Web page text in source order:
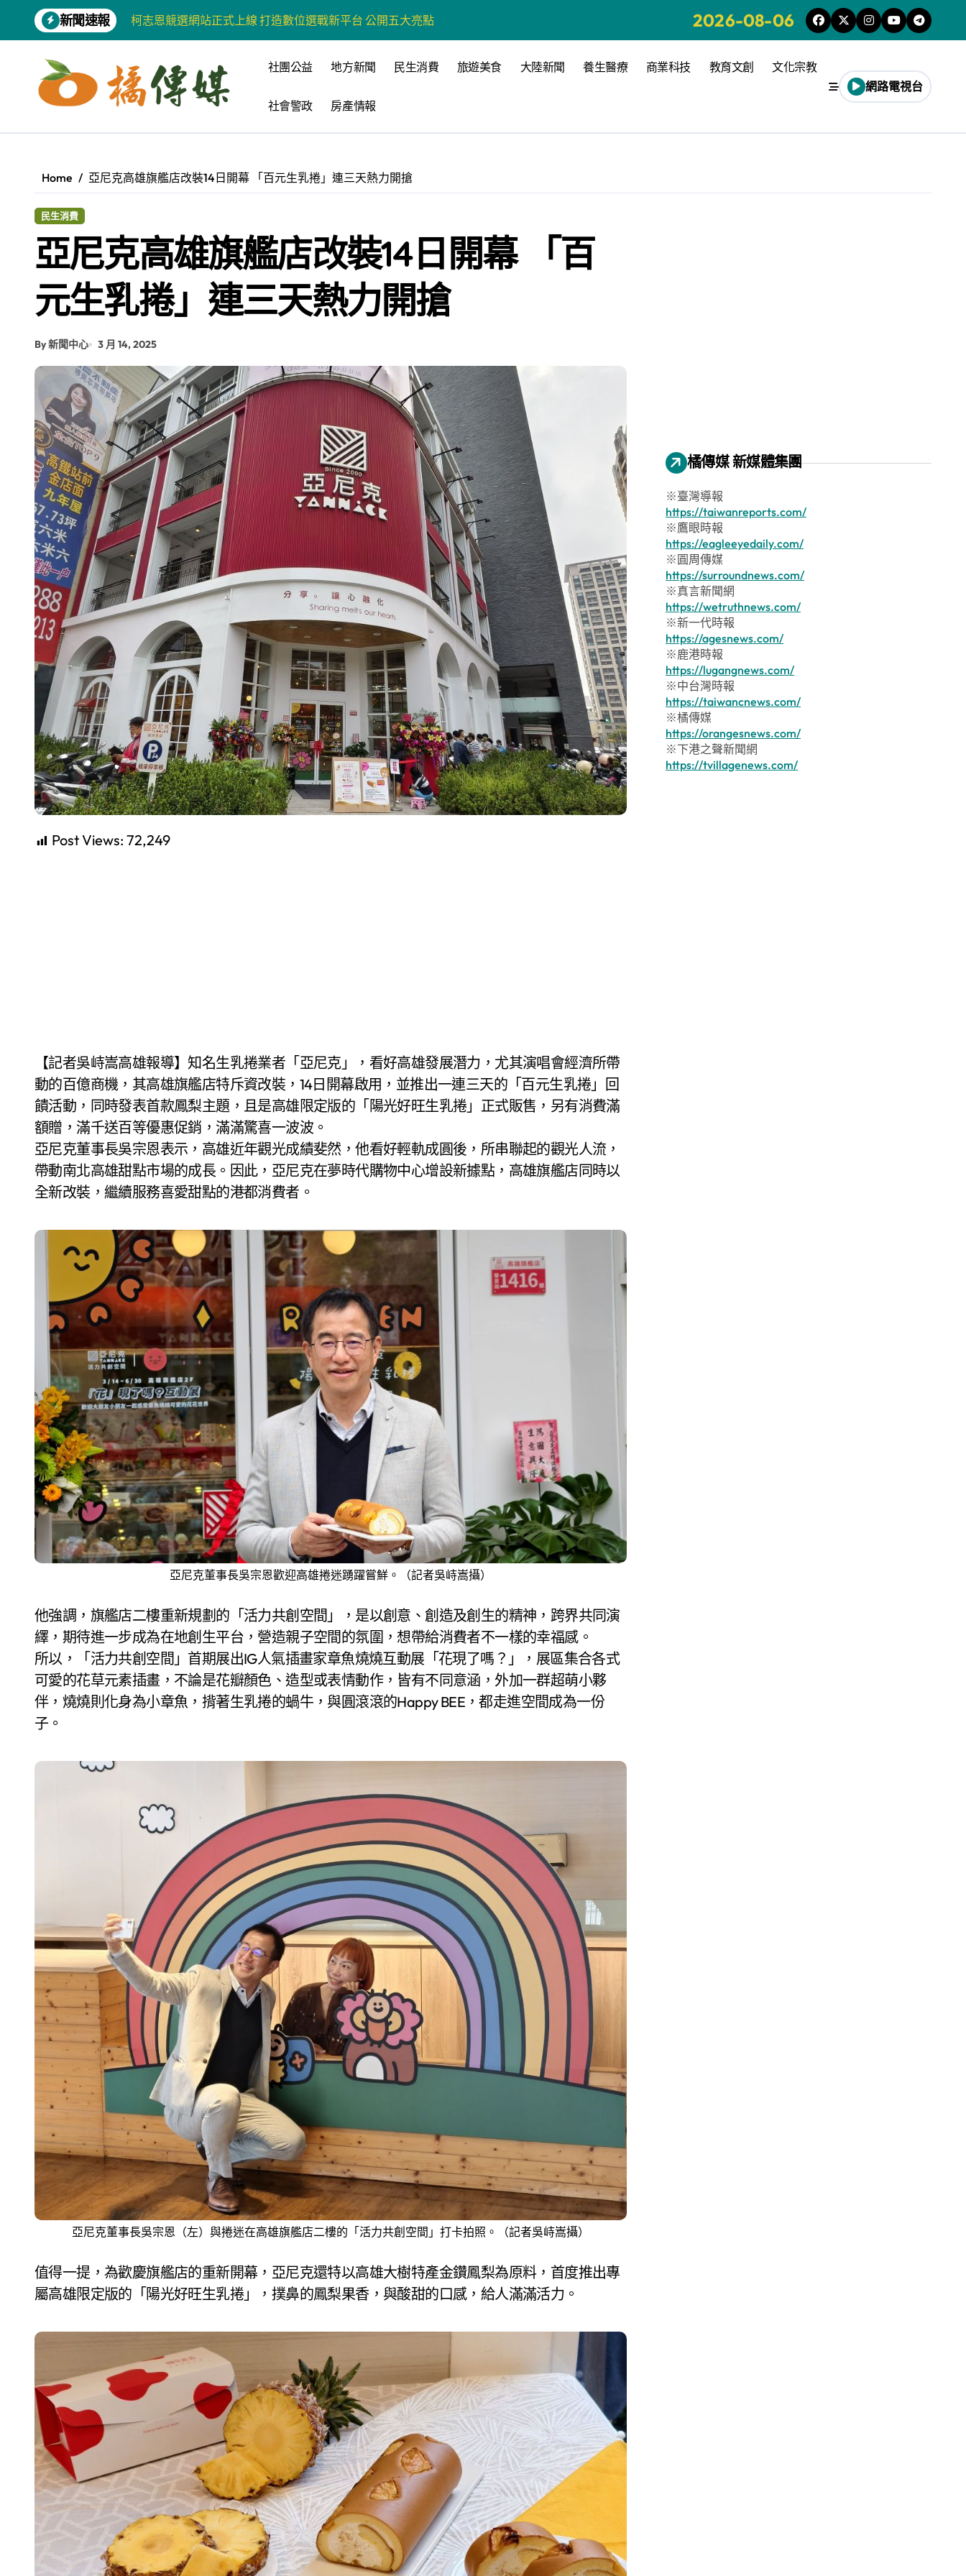
content
新聞速報
柯志恩競選網站正式上線 打造數位選戰新平台 公開五大亮點
藍綠市長參選人對無人載具條例互批 柯志恩：國民黨版才是「國防+產業」務實版
爭取原住民選票 柯志恩提原民5大政策 打造城鄉共好高雄
雅安 天府之肺裡的安逸密碼 一座被時光偏愛的巴適小城
高科大機電系與日本愛媛大學跨校合作 並感謝世豐螺絲捐助獎學金
四川雅安 千年古剎雲峰寺
河堤國小打造幸福綠校園 蟬聯高市空品淨化區小型基地組第一名
2026-08-06
社團公益 地方新聞 民生消費 旅遊美食 大陸新聞 養生醫療 商業科技 教育文創 文化宗教
社會警政 房產情報
網路電視台
Home 亞尼克高雄旗艦店改裝14日開幕 「百元生乳捲」連三天熱力開搶
民生消費
亞尼克高雄旗艦店改裝14日開幕 「百
元生乳捲」連三天熱力開搶
By 新聞中心 3 月 14, 2025
Post Views: 72,249
【記者吳峙嵩高雄報導】知名生乳捲業者「亞尼克」，看好高雄發展潛力，尤其演唱會經濟所帶
動的百億商機，其高雄旗艦店特斥資改裝，14日開幕啟用，並推出一連三天的「百元生乳捲」回
饋活動，同時發表首款鳳梨主題，且是高雄限定版的「陽光好旺生乳捲」正式販售，另有消費滿
額贈，滿千送百等優惠促銷，滿滿驚喜一波波。
亞尼克董事長吳宗恩表示，高雄近年觀光成績斐然，他看好輕軌成圓後，所串聯起的觀光人流，
帶動南北高雄甜點市場的成長。因此，亞尼克在夢時代購物中心增設新據點，高雄旗艦店同時以
全新改裝，繼續服務喜愛甜點的港都消費者。
亞尼克董事長吳宗恩歡迎高雄捲迷踴躍嘗鮮。（記者吳峙嵩攝）
他強調，旗艦店二樓重新規劃的「活力共創空間」，是以創意、創造及創生的精神，跨界共同演
繹，期待進一步成為在地創生平台，營造親子空間的氛圍，想帶給消費者不一樣的幸福感。
所以，「活力共創空間」首期展出IG人氣插畫家章魚燒燒互動展「花現了嗎？」，展區集合各式
可愛的花草元素插畫，不論是花瓣顏色、造型或表情動作，皆有不同意涵，外加一群超萌小夥
伴，燒燒則化身為小章魚，揹著生乳捲的蝸牛，與圓滾滾的Happy BEE，都走進空間成為一份
子。
亞尼克董事長吳宗恩（左）與捲迷在高雄旗艦店二樓的「活力共創空間」打卡拍照。（記者吳峙嵩攝）
值得一提，為歡慶旗艦店的重新開幕，亞尼克還特以高雄大樹特產金鑽鳳梨為原料，首度推出專
屬高雄限定版的「陽光好旺生乳捲」，撲鼻的鳳梨果香，與酸甜的口感，給人滿滿活力。
橘傳媒 新媒體集團
※臺灣導報
https://taiwanreports.com/
※鷹眼時報
https://eagleeyedaily.com/
※圓周傳媒
https://surroundnews.com/
※真言新聞網
https://wetruthnews.com/
※新一代時報
https://agesnews.com/
※鹿港時報
https://lugangnews.com/
※中台灣時報
https://taiwancnews.com/
※橘傳媒
https://orangesnews.com/
※下港之聲新聞網
https://tvillagenews.com/